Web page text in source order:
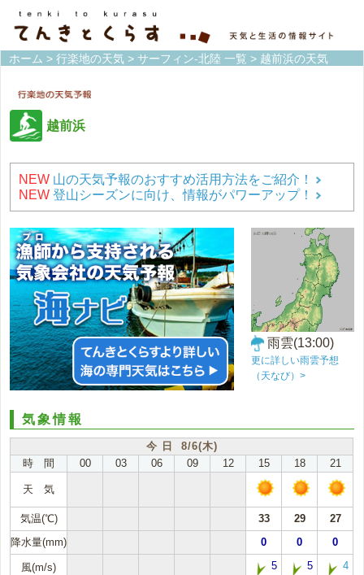
ホーム > 行楽地の天気 > サーフィン-北陸 一覧 > 越前浜の天気
越前浜
NEW 山の天気予報のおすすめ活用方法をご紹介！
NEW 登山シーズンに向け、情報がパワーアップ！
雨雲(13:00)
更に詳しい雨雲予想
（天なび）>
気象情報
今 日 8/6(木)
時 間
00 03 06 09 12 15 18 21
天 気
気温(℃) 33 29
27
降水量(mm)
0 0 0
風(m/s) 5 5 4